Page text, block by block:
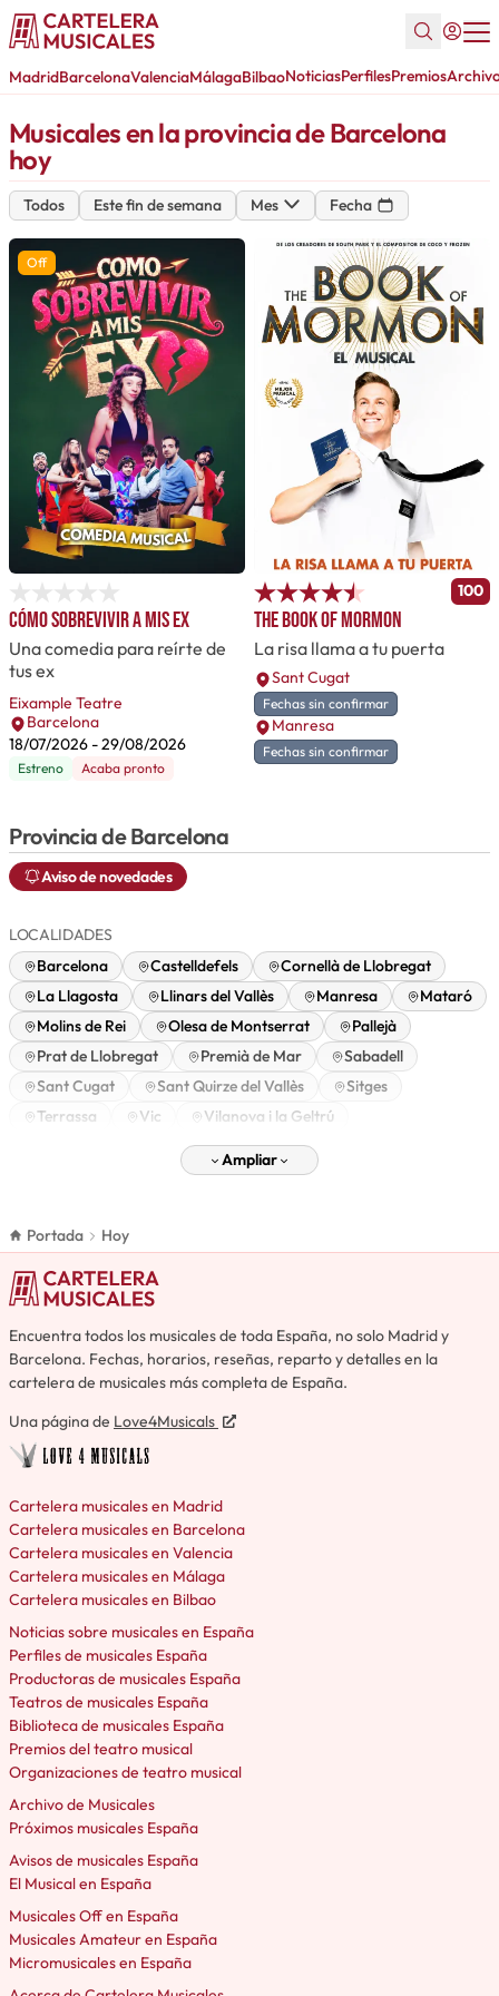
MadridBarcelonaValenciaMálagaBilbaoNoticiasPerfilesPremios
Musicales en la provincia de Barcelona
hoy
Todos Este fin de semana Mes Fecha
Off
Cómo sobrevivir a mis ex
Una comedia para reírte de
tus ex
Eixample Teatre
Barcelona
18/07/2026 -29/08/2026
Estreno Acaba pronto
100
The Book of Mormon
La risa llama a tu puerta
Sant Cugat
Fechas sin confirmar
Manresa
Fechas sin confirmar
Provincia de Barcelona
Aviso de novedades
LOCALIDADES
Barcelona
Castelldefels
Cornellà de Llobregat
La Llagosta
Llinars del Vallès Manresa
Mataró
Molins de Rei
Olesa de Montserrat
Pallejà
Prat de Llobregat
Premià de Mar
Sabadell
Sant Cugat
Sant Quirze del Vallès
Sitges
Terrassa
Vic Vilanova i la Geltrú
Ampliar
Portada Hoy
Encuentra todos los musicales de toda España, no solo Madrid y
Barcelona. Fechas, horarios, reseñas, reparto y detalles en la
cartelera de musicales más completa de España.
Una página de Love4Musicals
Cartelera musicales en Madrid
Cartelera musicales en Barcelona
Cartelera musicales en Valencia
Cartelera musicales en Málaga
Cartelera musicales en Bilbao
Noticias sobre musicales en España
Perfiles de musicales España
Productoras de musicales España
Teatros de musicales España
Biblioteca de musicales España
Premios del teatro musical
Organizaciones de teatro musical
Archivo de Musicales
Próximos musicales España
Avisos de musicales España
El Musical en España
Musicales Off en España
Musicales Amateur en España
Micromusicales en España